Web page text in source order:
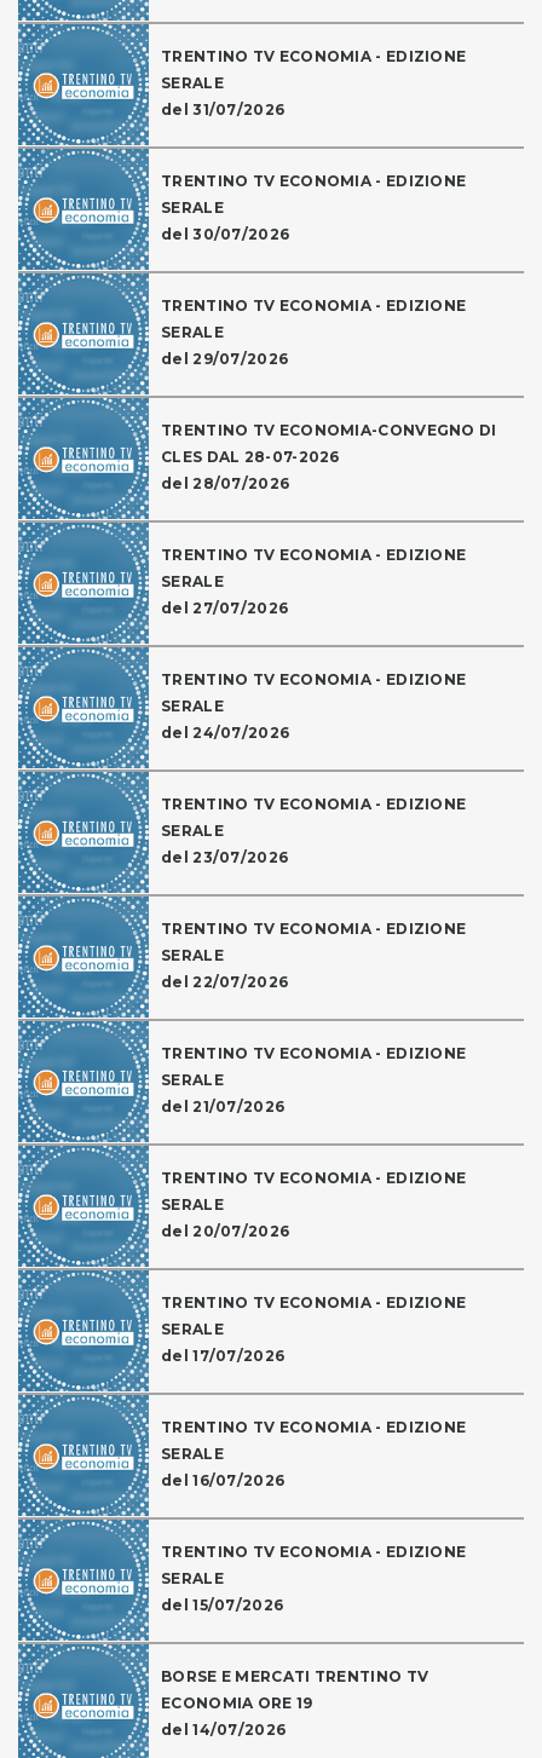
TRENTINO TV ECONOMIA - EDIZIONE
SERALE
del 31/07/2026
TRENTINO TV ECONOMIA - EDIZIONE
SERALE
del 30/07/2026
TRENTINO TV ECONOMIA - EDIZIONE
SERALE
del 29/07/2026
TRENTINO TV ECONOMIA-CONVEGNO DI
CLES DAL 28-07-2026
del 28/07/2026
TRENTINO TV ECONOMIA - EDIZIONE
SERALE
del 27/07/2026
TRENTINO TV ECONOMIA - EDIZIONE
SERALE
del 24/07/2026
TRENTINO TV ECONOMIA - EDIZIONE
SERALE
del 23/07/2026
TRENTINO TV ECONOMIA - EDIZIONE
SERALE
del 22/07/2026
TRENTINO TV ECONOMIA - EDIZIONE
SERALE
del 21/07/2026
TRENTINO TV ECONOMIA - EDIZIONE
SERALE
del 20/07/2026
TRENTINO TV ECONOMIA - EDIZIONE
SERALE
del 17/07/2026
TRENTINO TV ECONOMIA - EDIZIONE
SERALE
del 16/07/2026
TRENTINO TV ECONOMIA - EDIZIONE
SERALE
del 15/07/2026
BORSE E MERCATI TRENTINO TV
ECONOMIA ORE 19
del 14/07/2026